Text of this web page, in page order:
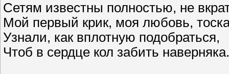
Сетям известны полностью, не
Мой первый крик, моя любовь,
Узнали, как вплотную подобраться,
Чтоб в сердце кол забить наверняка.